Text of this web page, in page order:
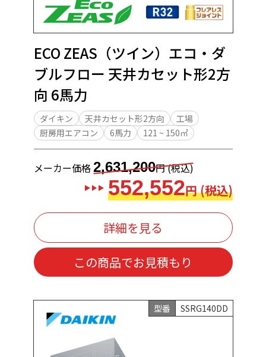
ECO ZEAS（ツイン）エコ・ダ
ブルフロー 天井カセット形2方
向 6馬力
ダイキン 天井カセット形2方向
工場
厨房用エアコン
6馬力 121 ~ 150㎡
メーカー価格2,631,200円 (税込)
552,552円 (税込)
詳細を見る
この商品でお見積もり
型番 SSRG140DD